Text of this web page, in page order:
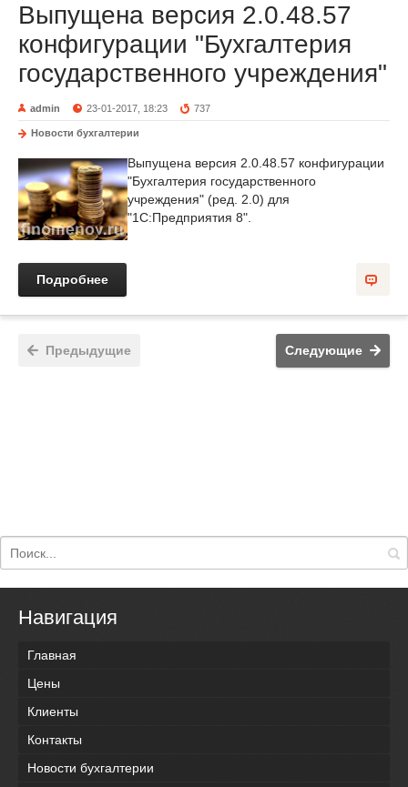
Выпущена версия 2.0.48.57
конфигурации "Бухгалтерия
государственного учреждения"
admin 23-01-2017, 18:23 737
Новости бухгалтерии
Выпущена версия 2.0.48.57 конфигурации
"Бухгалтерия государственного
учреждения" (ред. 2.0) для
"1С:Предприятия 8".
Подробнее
Предыдущие Следующие
Навигация
Главная
Цены
Клиенты
Контакты
Новости бухгалтерии